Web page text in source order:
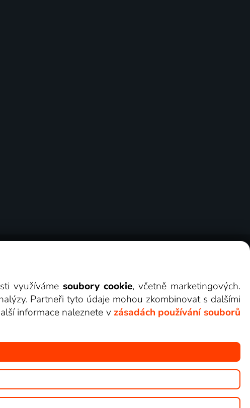
můžete sledovat v Lepší.TV.
využívámesoubory cookie, včetně marketingových.
Partneři tyto údaje mohou zkombinovat s dalšími
informace naleznete v zásadách používání souborů